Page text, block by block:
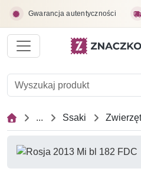
Gwarancja autentyczności
... Ssaki